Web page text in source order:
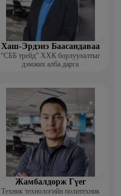
Хаш-Эрдэнэ Баасандаваа
“СББ трейд” ХХК борлуулалтыг
дэмжих алба дарга
Жамбалдорж Гүег
Техник технологийн политехник